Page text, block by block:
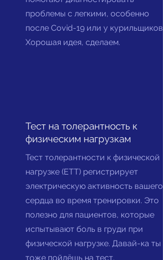
проблемы с легкими, особенно
после Covid-19 или у курильщиков.
Хорошая идея, сделаем.
Тест на толерантность к
физическим нагрузкам
Тест толерантности к физической
нагрузке (ETT) регистрирует
электрическую активность вашего
сердца во время тренировки. Это
полезно для пациентов, которые
испытывают боль в груди при
физической нагрузке. Давай-ка ты
тоже пойдёшь на тест.